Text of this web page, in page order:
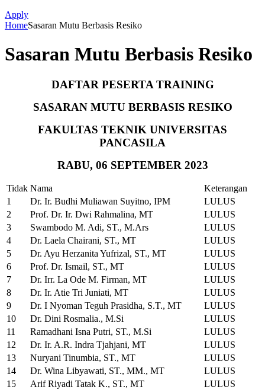
Apply
HomeSasaran Mutu Berbasis Resiko
Sasaran Mutu Berbasis Resiko
DAFTAR PESERTA TRAINING
SASARAN MUTU BERBASIS RESIKO
FAKULTAS TEKNIK UNIVERSITAS
PANCASILA
RABU, 06 SEPTEMBER 2023
Tidak Nama
Keterangan
1
Dr. Ir. Budhi Muliawan Suyitno, IPM
LULUS
2
Prof. Dr. Ir. Dwi Rahmalina, MT
LULUS
3
Swambodo M. Adi, ST., M.Ars
LULUS
4
Dr. Laela Chairani, ST., MT
LULUS
5
Dr. Ayu Herzanita Yufrizal, ST., MT
LULUS
6
Prof. Dr. Ismail, ST., MT
LULUS
7
Dr. Irr. La Ode M. Firman, MT
LULUS
8
Dr. Ir. Atie Tri Juniati, MT
LULUS
9
Dr. I Nyoman Teguh Prasidha, S.T., MT
LULUS
10
Dr. Dini Rosmalia., M.Si
LULUS
11
Ramadhani Isna Putri, ST., M.Si
LULUS
12
Dr. Ir. A.R. Indra Tjahjani, MT
LULUS
13
Nuryani Tinumbia, ST., MT
LULUS
14
Dr. Wina Libyawati, ST., MM., MT
LULUS
15
Arif Riyadi Tatak K., ST., MT
LULUS